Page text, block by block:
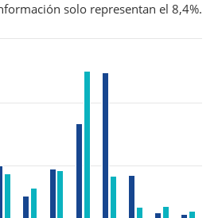
solo representan el 8,4%.